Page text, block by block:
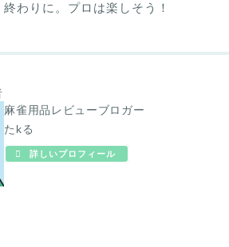
終わりに。プロは楽しそう！
麻雀用品レビューブロガー
たkる
詳しいプロフィール